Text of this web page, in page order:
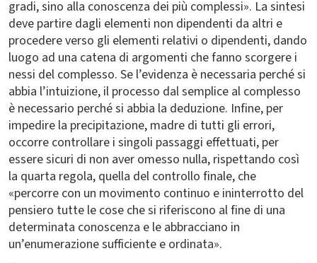
gradi, sino alla conoscenza dei più complessi». La sintesi
deve partire dagli elementi non dipendenti da altri e
procedere verso gli elementi relativi o dipendenti, dando
luogo ad una catena di argomenti che fanno scorgere i
nessi del complesso. Se l’evidenza è necessaria perché si
abbia l’intuizione, il processo dal semplice al complesso
è necessario perché si abbia la deduzione. Infine, per
impedire la precipitazione, madre di tutti gli errori,
occorre controllare i singoli passaggi effettuati, per
essere sicuri di non aver omesso nulla, rispettando così
la quarta regola, quella del controllo finale, che
«percorre con un movimento continuo e ininterrotto del
pensiero tutte le cose che si riferiscono al fine di una
determinata conoscenza e le abbracciano in
un’enumerazione sufficiente e ordinata».